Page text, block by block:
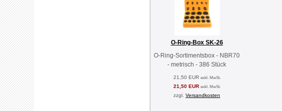
O-Ring-Box SK-26
O-Ring-Sortimentsbox - NBR70
- metrisch - 386 Stück
21,50 EUR exkl. MwSt.
21,50 EUR exkl. MwSt.
zzgl. Versandkosten